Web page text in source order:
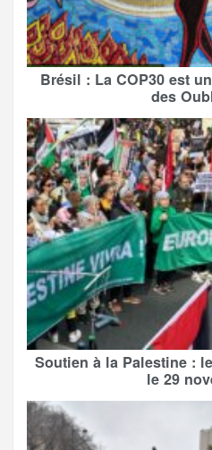
Brésil : La COP30 est
des
Soutien à la Palestine :
le 29